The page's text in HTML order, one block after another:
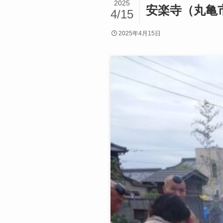
安楽寺（丸亀
2025
4/15
2025年4月15日